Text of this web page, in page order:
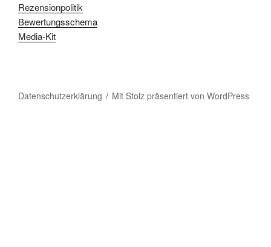
Rezensionpolitik
Bewertungsschema
Media-Kit
Datenschutzerklärung Mit Stolz präsentiert von WordPress